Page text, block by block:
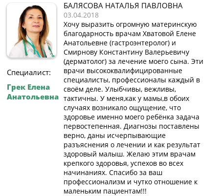
Специалист:
Грек Елена
Анатольевна
БАЛЯСОВА НАТАЛЬЯ ПАВЛОВНА
03.04.2018
Хочу выразить огромную материнскую
благодарность врачам Хватовой Елене
Анатольевне (гастроэнтеролог) и
Смирнову Константину Валерьевичу
(дерматолог) за лечение моего сына. Эти
врачи высококвалифицированные
специалисты, профессионалы каждый в
своём деле. Улыбчивы, вежливы,
тактичны. У меня,как у мамы,в обоих
случаях возникало ощущение, что
здоровье именно моего ребёнка задача
первостепенная. Диагнозы поставлены
верно, даны исчерпывающие
разъяснения о лечении и как результат
здоровый малыш. Желаю этим врачам
крепкого здоровья, успехов во всех
начинаниях. Спасибо за ваш
профессионализм и чутко отношение к
маленьким пациентам!!!